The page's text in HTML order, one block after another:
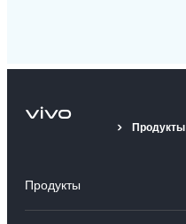
Продукты
Продукты